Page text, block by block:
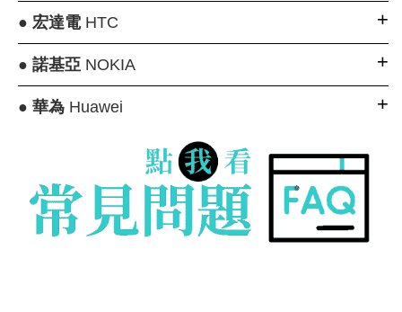
● 宏達電HTC
● 諾基亞NOKIA
● 華為Huawei